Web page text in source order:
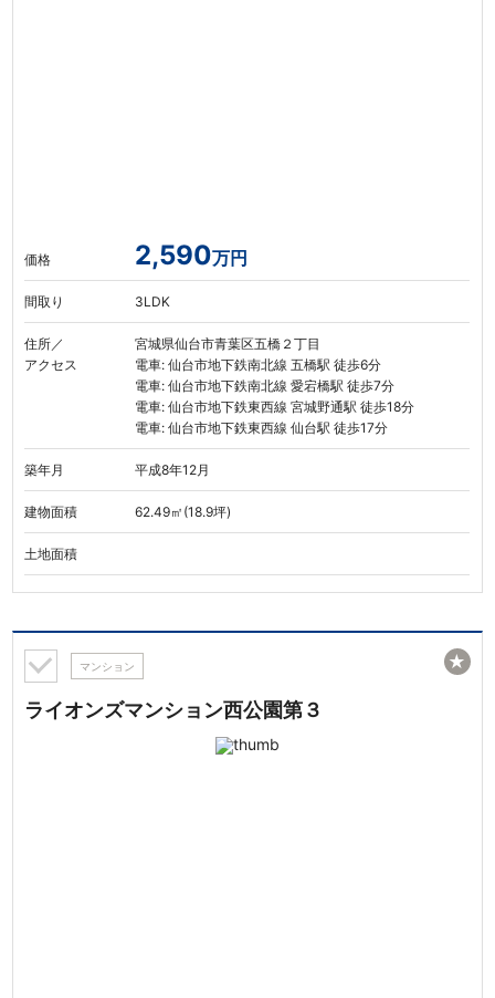
価格 2,590万円
間取り 3LDK
住所／
アクセス
宮城県仙台市青葉区五橋２丁目
電車: 仙台市地下鉄南北線 五橋駅 徒歩6分
電車: 仙台市地下鉄南北線 愛宕橋駅 徒歩7分
電車: 仙台市地下鉄東西線 宮城野通駅 徒歩18分
電車: 仙台市地下鉄東西線 仙台駅 徒歩17分
築年月 平成8年12月
建物面積 62.49㎡(18.9坪)
土地面積
マンション
ライオンズマンション西公園第３
★